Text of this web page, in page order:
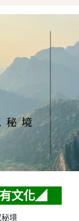
文化◢
境